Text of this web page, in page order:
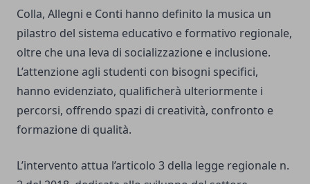
Colla, Allegni e Conti hanno definito la musica un
pilastro del sistema educativo e formativo regionale,
oltre che una leva di socializzazione e inclusione.
L’attenzione agli studenti con bisogni specifici,
hanno evidenziato, qualificherà ulteriormente i
percorsi, offrendo spazi di creatività, confronto e
formazione di qualità.
L’intervento attua l’articolo 3 della legge regionale n.